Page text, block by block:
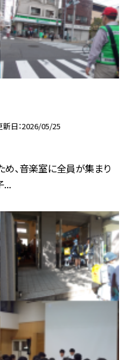
新日 2026/05/25
、音楽室に全員が集まり
...